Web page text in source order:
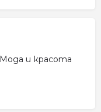
Мода и красота